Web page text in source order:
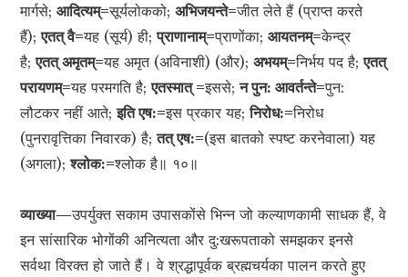
मार्गसे;आदित्यम्=सूर्यलोकको;अभिजयन्ते=जीत लेते हैं (प्राप्त करते
हैं);एतत् वै=यह (सूर्य) ही;प्राणानाम्=प्राणोंका;आयतनम्=केन्द्र
है;एतत् अमृतम्=यह अमृत (अविनाशी) (और);अभयम्=निर्भय पद है;एतत्
परायणम्=यह परमगति है;एतस्मात् =इससे;न पुन: आवर्तन्ते=पुन:
लौटकर नहीं आते;इति एष:=इस प्रकार यह;निरोध:=निरोध
(पुनरावृत्तिका निवारक) है;तत् एष:=(इस बातको स्पष्ट करनेवाला) यह
(अगला);श्लोक:=श्लोक है॥ १०॥
व्याख्या—उपर्युक्त सकाम उपासकोंसे भिन्न जो कल्याणकामी साधक हैं, वे
इन सांसारिक भोगोंकी अनित्यता और दु:खरूपताको समझकर इनसे
सर्वथा विरक्त हो जाते हैं। वे श्रद्धापूर्वक ब्रह्मचर्यका पालन करते हुए